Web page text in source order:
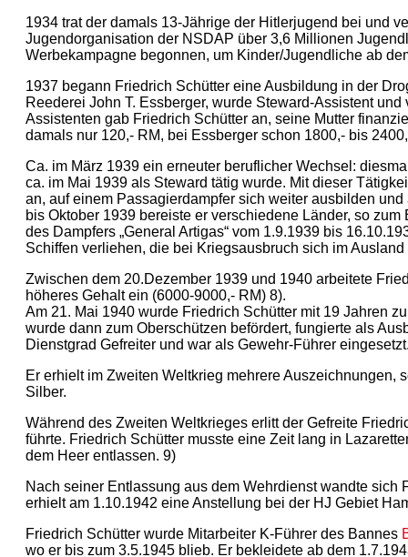
1934 trat der damals 13-Jährige der Hitlerjugend bei und
Jugendorganisation der NSDAP über 3,6 Millionen
Werbekampagne begonnen, um Kinder/Jugendliche ab
1937 begann Friedrich Schütter eine Ausbildung in der
Reederei John T. Essberger, wurde Steward-Assistent
Assistenten gab Friedrich Schütter an, seine Mutter
damals nur 120,- RM, bei Essberger schon 1800,- bis
Ca. im März 1939 ein erneuter beruflicher Wechsel:
ca. im Mai 1939 als Steward tätig wurde. Mit dieser
an, auf einem Passagierdampfer sich weiter ausbilden
bis Oktober 1939 bereiste er verschiedene Länder, so
des Dampfers „General Artigas“ vom 1.9.1939 bis
Schiffen verliehen, die bei Kriegsausbruch sich im
Zwischen dem 20.Dezember 1939 und 1940 arbeitete
höheres Gehalt ein (6000-9000,- RM) 8).
Am 21. Mai 1940 wurde Friedrich Schütter mit 19 Jahren
wurde dann zum Oberschützen befördert, fungierte als
Dienstgrad Gefreiter und war als Gewehr-Führer
Er erhielt im Zweiten Weltkrieg mehrere Auszeichnungen,
Silber.
Während des Zweiten Weltkrieges erlitt der Gefreite
führte. Friedrich Schütter musste eine Zeit lang in
dem Heer entlassen. 9)
Nach seiner Entlassung aus dem Wehrdienst wandte
erhielt am 1.10.1942 eine Anstellung bei der HJ Gebiet
Friedrich Schütter wurde Mitarbeiter K-Führer des Bannes
wo er bis zum 3.5.1945 blieb. Er bekleidete ab dem